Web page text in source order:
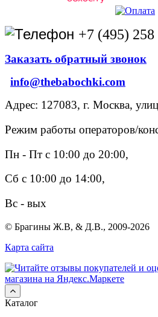
+7 (495) 258
Заказать обратный звонок
info@thebabochki.com
Адрес: 127083, г. Москва,
Режим работы операторов/
Пн - Пт с 10:00 до 20:00,
Сб с 10:00 до 14:00,
Вс - вых
© Брагины Ж.В, & Д.В., 2009-2026
Карта сайта
Каталог